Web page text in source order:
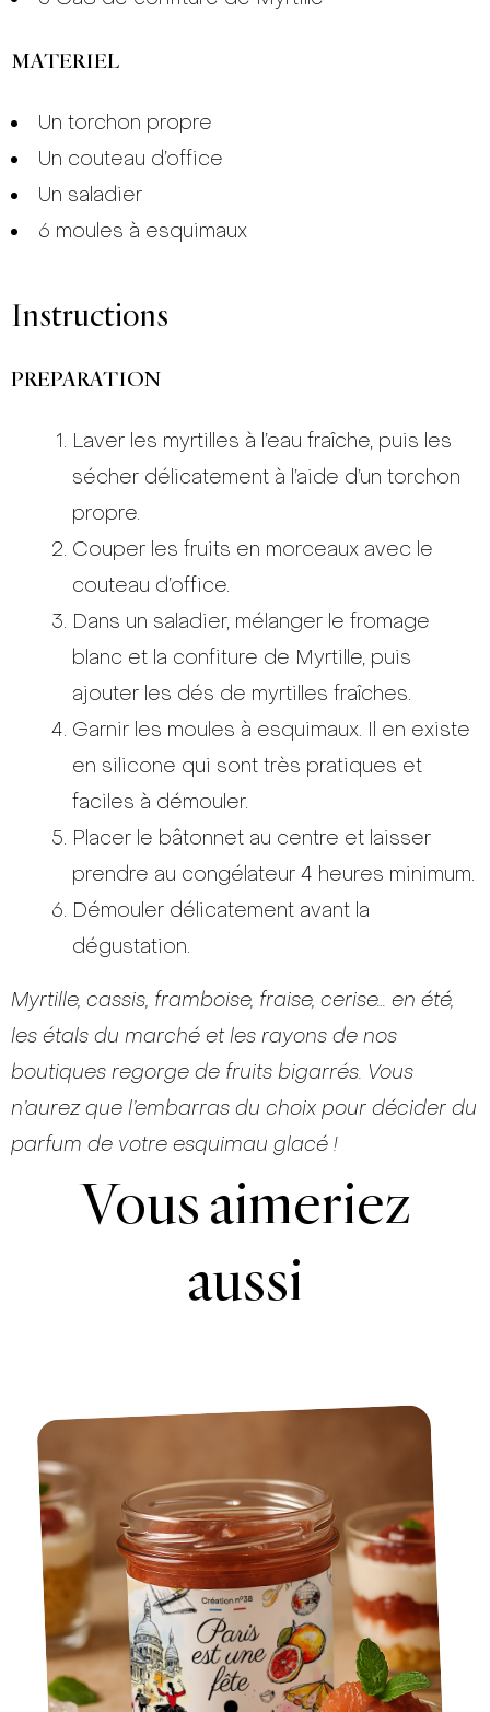
MATERIEL
Un torchon propre
Un couteau d’office
Un saladier
6 moules à esquimaux
Instructions
PREPARATION
Laver les myrtilles à l’eau fraîche, puis les
sécher délicatement à l’aide d’un torchon
propre.
Couper les fruits en morceaux avec le
couteau d’office.
Dans un saladier, mélanger le fromage
blanc et la confiture de Myrtille, puis
ajouter les dés de myrtilles fraîches.
Garnir les moules à esquimaux. Il en existe
en silicone qui sont très pratiques et
faciles à démouler.
Placer le bâtonnet au centre et laisser
prendre au congélateur 4 heures minimum.
Démouler délicatement avant la
dégustation.
Myrtille, cassis, framboise, fraise, cerise… en été,
les étals du marché et les rayons de nos
boutiques regorge de fruits bigarrés. Vous
n’aurez que l’embarras du choix pour décider du
parfum de votre esquimau glacé !
Vous aimeriez
aussi